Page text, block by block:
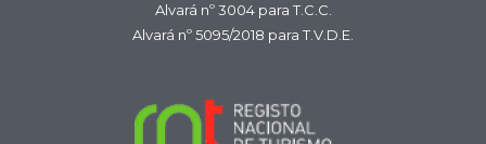
Alvará nº 3004 para T.C.C.
Alvará nº 5095/2018 para T.V.D.E.